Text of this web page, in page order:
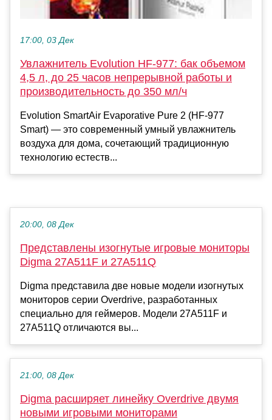
17:00, 03 Дек
Увлажнитель Evolution HF-977: бак объемом
4,5 л, до 25 часов непрерывной работы и
производительность до 350 мл/ч
Evolution SmartAir Evaporative Pure 2 (HF-977
Smart) — это современный умный увлажнитель
воздуха для дома, сочетающий традиционную
технологию естеств...
20:00, 08 Дек
Представлены изогнутые игровые мониторы
Digma 27A511F и 27A511Q
Digma представила две новые модели изогнутых
мониторов серии Overdrive, разработанных
специально для геймеров. Модели 27A511F и
27A511Q отличаются вы...
21:00, 08 Дек
Digma расширяет линейку Overdrive двумя
новыми игровыми мониторами